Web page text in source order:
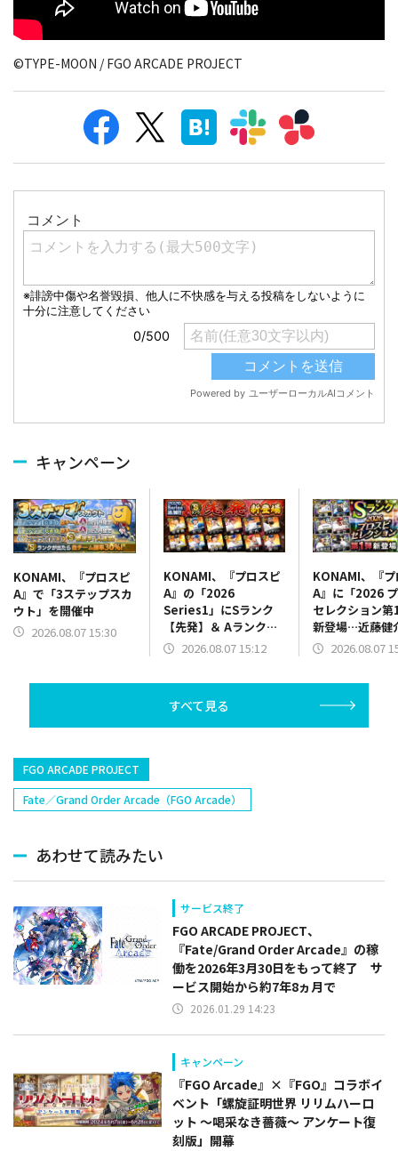
©TYPE-MOON / FGO ARCADE PROJECT
キャンペーン
KONAMI、『プロスピ
A』で「3ステップスカ
ウト」を開催中
2026.08.07 15:30
KONAMI、『プロスピ
A』の「2026
Series1」にSランク
【先発】＆ Aランク
【野手】新登場…ジェ
塁手)、持丸泰輝(広島/
捕手)など
2026.08.07 15:12
KONAMI、『
A』に「2026
セレクション第
新登場…近藤健
トバンク/右翼
人/抑え)など
2026.08.07
すべて見る
FGO ARCADE PROJECT
Fate／Grand Order Arcade（FGO Arcade）
あわせて読みたい
サービス終了
FGO ARCADE PROJECT、
『Fate/Grand Order Arcade』の稼
働を2026年3月30日をもって終了 サ
ービス開始から約7年8ヵ月で
2026.01.29 14:23
キャンペーン
『FGO Arcade』×『FGO』コラボイ
ベント「螺旋証明世界 リリムハーロ
ット ～喝采なき薔薇～ アンケート復
刻版」開幕